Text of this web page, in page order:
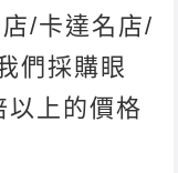
/卡達名店/
們採購眼
以上的價格